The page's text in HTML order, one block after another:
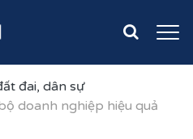
đai, dân sự
doanh nghiệp hiệu quả